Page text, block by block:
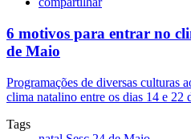
6 motivos para entrar no
de Maio
Programações de diversas culturas
clima natalino entre os dias 14 e 22
Tags